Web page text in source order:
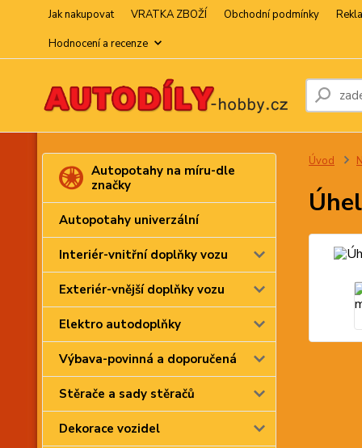
Jak nakupovat VRATKA ZBOŽÍ Obchodní podmínky
Hodnocení a recenze
Autopotahy na míru-dle
značky
Autopotahy univerzální
Interiér-vnitřní doplňky vozu
Exteriér-vnější doplňky vozu
Elektro autodoplňky
Výbava-povinná a doporučená
Stěrače a sady stěračů
Dekorace vozidel
Úvod